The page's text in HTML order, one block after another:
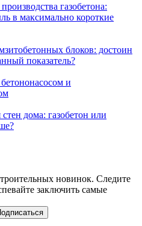
газобетона:
в максимально короткие
блоков: достоин
показатель?
и
дома: газобетон или
новинок. Следите
заключить самые